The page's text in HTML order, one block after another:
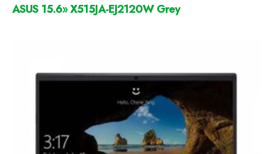
ASUS 15.6» X515JA-EJ2120W Grey